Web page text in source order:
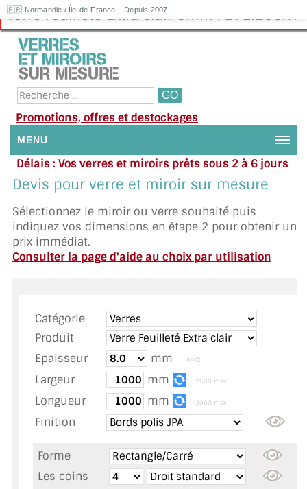
🇫🇷 Normandie / Île-de-France – Depuis 2007
Verre Feuilleté Extra clair 8mm : 272.25€HT
Promotions, offres et destockages
MENU
NOUS CONTACTER
DEMANDE DE DEVIS
SUIVI DE DEVIS
TOUS LES TARIFS AU M2
GUIDE : CHOIX PAR UTILISATION
INSPIRATIONS ET NOUVEAUTÉS
AMBIANCE LAITON BROSSÉ
MIROIR SUR MESURE
Délais : Vos verres et miroirs prêts sous 2 à 6 jours
en moyenne
Besoin d'aide ?
Appelez ou envoyez un SMS au 06 79 92 33 38
Devis pour verre et miroir sur mesure
Sélectionnez le miroir ou verre souhaité puis
indiquez vos dimensions en étape 2 pour obtenir un
prix immédiat.
Consulter la page d'aide au choix par utilisation
Catégorie
Produit
Epaisseur
mm 44/2
Largeur mm 2500 max
Longueur mm 3000 max
Finition
Forme
Les coins